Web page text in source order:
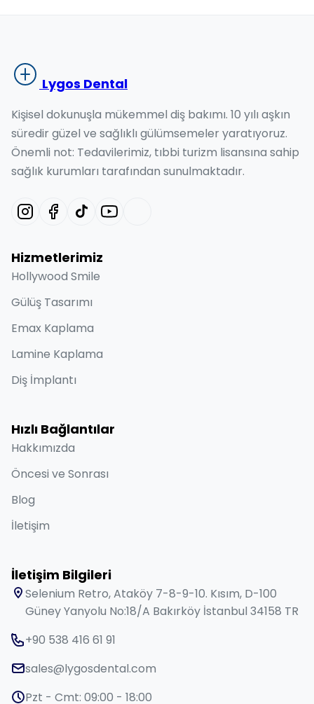
Lygos Dental
Kişisel dokunuşla mükemmel diş bakımı. 10 yılı aşkın
süredir güzel ve sağlıklı gülümsemeler yaratıyoruz.
Önemli not: Tedavilerimiz, tıbbi turizm lisansına sahip
sağlık kurumları tarafından sunulmaktadır.
Hizmetlerimiz
Hollywood Smile
Gülüş Tasarımı
Emax Kaplama
Lamine Kaplama
Diş İmplantı
Hızlı Bağlantılar
Hakkımızda
Öncesi ve Sonrası
Blog
İletişim
İletişim Bilgileri
Selenium Retro, Ataköy 7-8-9-10. Kısım, D-100
Güney Yanyolu No:18/A Bakırköy İstanbul 34158 TR
+90 538 416 61 91
sales@lygosdental.com
Pzt - Cmt: 09:00 - 18:00